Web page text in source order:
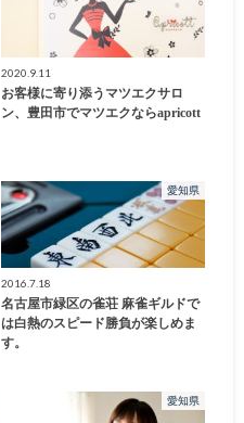
2020.9.11
お客様に寄り添うマツエクサロ
ン、豊田市でマツエクならapricott
愛知県
2016.7.18
名古屋市緑区の雀荘 麻雀ギルドで
は白熱のスピード勝負が楽しめま
す。
愛知県